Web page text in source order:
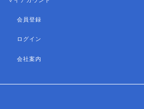
会員登録
ログイン
会社案内